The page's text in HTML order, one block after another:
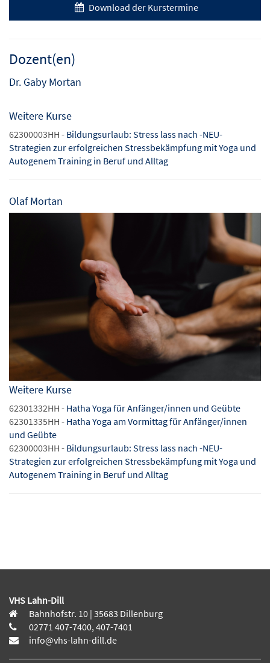
Download der Kurstermine
Dozent(en)
Dr. Gaby Mortan
Weitere Kurse
62300003HH - Bildungsurlaub: Stress lass nach -NEU-
Strategien zur erfolgreichen Stressbekämpfung mit Yoga und
Autogenem Training in Beruf und Alltag
Olaf Mortan
Weitere Kurse
62301332HH - Hatha Yoga für Anfänger/innen und Geübte
62301335HH - Hatha Yoga am Vormittag für Anfänger/innen
und Geübte
62300003HH - Bildungsurlaub: Stress lass nach -NEU-
Strategien zur erfolgreichen Stressbekämpfung mit Yoga und
Autogenem Training in Beruf und Alltag
VHS Lahn-Dill
Bahnhofstr. 10 | 35683 Dillenburg
02771 407-7400, 407-7401
info@vhs-lahn-dill.de